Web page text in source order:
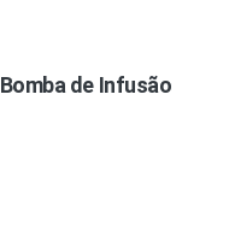
Bomba de Infusão